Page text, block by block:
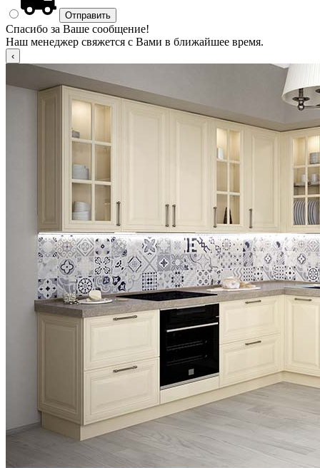
Спасибо за Ваше сообщение!
Наш менеджер свяжется с Вами в ближайшее время.